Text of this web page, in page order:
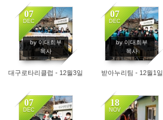
07
DEC
by 이대희부
목사
4878
대구로타리클럽 - 12월3일
07
DEC
by 이대희부
목사
3340
받아누리팀 - 12월1일
07
DEC
18
NOV